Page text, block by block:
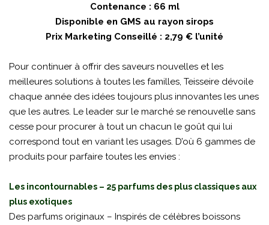
Contenance : 66 ml
Disponible en GMS au rayon sirops
Prix Marketing Conseillé : 2,79 € l’unité
Pour continuer à offrir des saveurs nouvelles et les
meilleures solutions à toutes les familles, Teisseire dévoile
chaque année des idées toujours plus innovantes les unes
que les autres. Le leader sur le marché se renouvelle sans
cesse pour procurer à tout un chacun le goût qui lui
correspond tout en variant les usages. D’où 6 gammes de
produits pour parfaire toutes les envies :
Les incontournables – 25 parfums des plus classiques aux
plus exotiques
Des parfums originaux – Inspirés de célèbres boissons